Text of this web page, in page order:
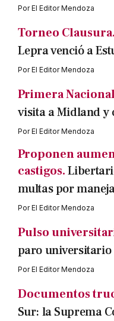
PorEl Editor Mendoza
Torneo Clausura.
Lepra venció a
PorEl Editor Mendoza
Primera
visita a Midland y
PorEl Editor Mendoza
Proponen
castigos.
multas por
PorEl Editor Mendoza
Pulso
paro universitario
PorEl Editor Mendoza
Documentos
Sur: la Suprema